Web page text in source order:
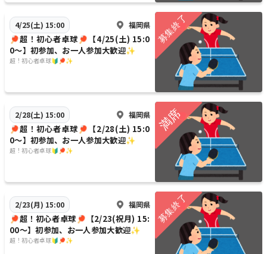
4/25(土) 15:00 福岡県
🏓超！初心者卓球🏓【4/25(土) 15:0
0〜】初参加、お一人参加大歓迎✨
超！初心者卓球🔰🏓✨
2/28(土) 15:00 福岡県
🏓超！初心者卓球🏓【2/28(土) 15:0
0〜】初参加、お一人参加大歓迎✨
超！初心者卓球🔰🏓✨
2/23(月) 15:00 福岡県
🏓超！初心者卓球🏓【2/23(祝月) 15:
00〜】初参加、お一人参加大歓迎✨
超！初心者卓球🔰🏓✨